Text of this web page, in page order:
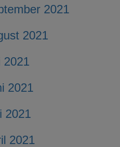
2021
2021
2021
2021
2021
2021